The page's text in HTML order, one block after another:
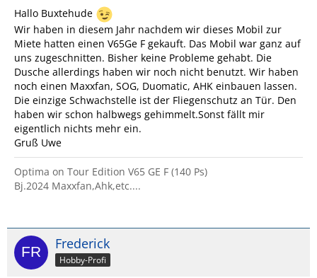
Hallo Buxtehude
Wir haben in diesem Jahr nachdem wir dieses Mobil zur
Miete hatten einen V65Ge F gekauft. Das Mobil war ganz auf
uns zugeschnitten. Bisher keine Probleme gehabt. Die
Dusche allerdings haben wir noch nicht benutzt. Wir haben
noch einen Maxxfan, SOG, Duomatic, AHK einbauen lassen.
Die einzige Schwachstelle ist der Fliegenschutz an Tür. Den
haben wir schon halbwegs gehimmelt.Sonst fällt mir
eigentlich nichts mehr ein.
Gruß Uwe
Optima on Tour Edition V65 GE F (140 Ps)
Bj.2024 Maxxfan,Ahk,etc....
Frederick
Hobby-Profi